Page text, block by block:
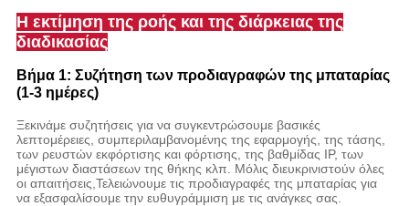
Η εκτίμηση της ροής και της διάρκειας της
διαδικασίας
Βήμα 1: Συζήτηση των προδιαγραφών της μπαταρίας
(1-3 ημέρες)
Ξεκινάμε συζητήσεις για να συγκεντρώσουμε βασικές
λεπτομέρειες, συμπεριλαμβανομένης της εφαρμογής, της τάσης,
των ρευστών εκφόρτισης και φόρτισης, της βαθμίδας IP, των
μέγιστων διαστάσεων της θήκης κλπ. Μόλις διευκρινιστούν όλες
οι απαιτήσεις,Τελειώνουμε τις προδιαγραφές της μπαταρίας για
να εξασφαλίσουμε την ευθυγράμμιση με τις ανάγκες σας.